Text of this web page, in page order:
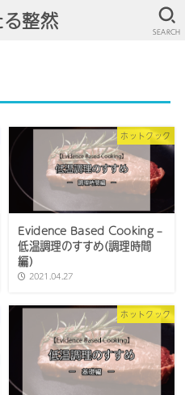
整然 SEARCH
ホットクック
Evidence Based Cooking –
低温調理のすすめ(調理時間
編)
2021.04.27
ホットクック